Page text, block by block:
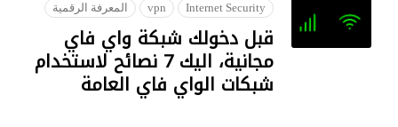
Internet Security
vpn المعرفة الرقمية
قبل دخولك شبكة واي فاي
مجانية، اليك 7 نصائح لاستخدام
شبكات الواي فاي العامة